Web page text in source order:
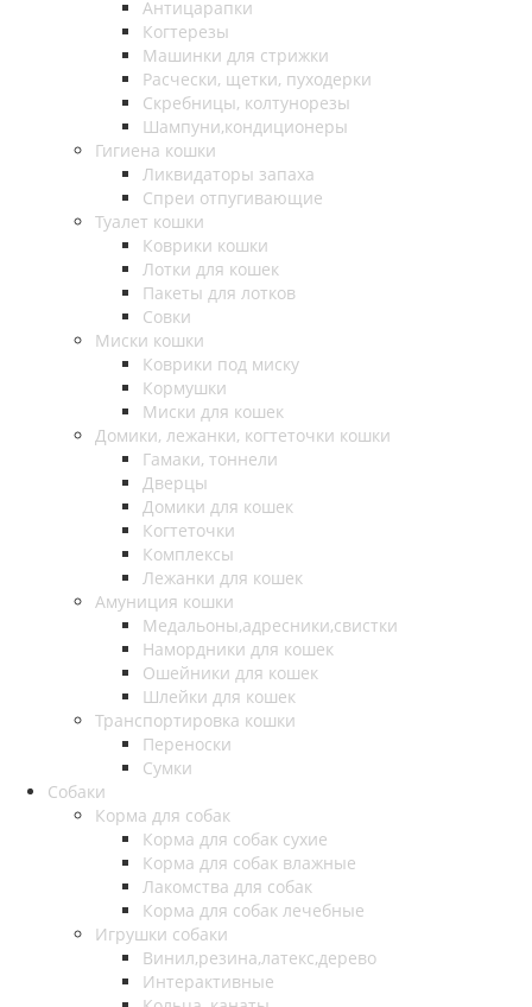
Антицарапки
Когтерезы
Машинки для стрижки
Расчески, щетки, пуходерки
Скребницы, колтунорезы
Шампуни,кондиционеры
Гигиена кошки
Ликвидаторы запаха
Спреи отпугивающие
Туалет кошки
Коврики кошки
Лотки для кошек
Пакеты для лотков
Совки
Миски кошки
Коврики под миску
Кормушки
Миски для кошек
Домики, лежанки, когтеточки кошки
Гамаки, тоннели
Дверцы
Домики для кошек
Когтеточки
Комплексы
Лежанки для кошек
Амуниция кошки
Медальоны,адресники,свистки
Намордники для кошек
Ошейники для кошек
Шлейки для кошек
Транспортировка кошки
Переноски
Сумки
Собаки
Корма для собак
Корма для собак сухие
Корма для собак влажные
Лакомства для собак
Корма для собак лечебные
Игрушки собаки
Винил,резина,латекс,дерево
Интерактивные